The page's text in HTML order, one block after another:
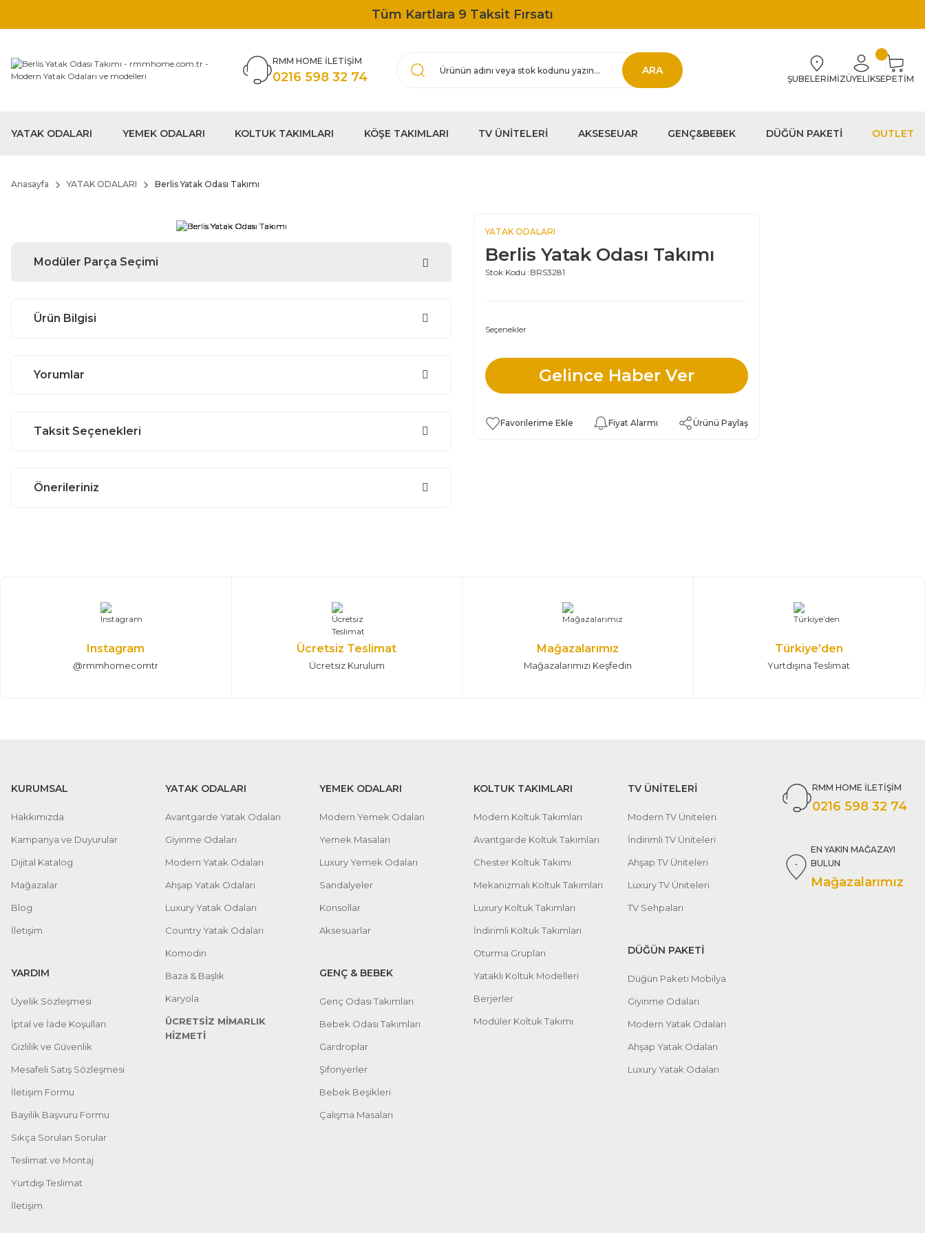
Tüm Kartlara 9 Taksit Fırsatı
RMM HOME İLETİŞİM
0216 598 32 74 ARA
ŞUBELERİMİZÜYELİKSEPETİM
YATAK ODALARI YEMEK ODALARI KOLTUK TAKIMLARI KÖŞE TAKIMLARI TV ÜNİTELERİ AKSESEUAR GENÇ&BEBEK DÜĞÜN PAKETİ OUTLET
Anasayfa YATAK ODALARI Berlis Yatak Odası Takımı
Modüler Parça Seçimi
Ürün Bilgisi
Yorumlar
Taksit Seçenekleri
Önerileriniz
YATAK ODALARI
Berlis Yatak Odası Takımı
Stok Kodu :BRS3281
Seçenekler
Gelince Haber Ver
Fiyat Alarmı Ürünü Paylaş
Instagram
@rmmhomecomtr
Ücretsiz Teslimat
Ücretsiz Kurulum
Mağazalarımız
Mağazalarımızı Keşfedin
Türkiye’den
Yurtdışına Teslimat
KURUMSAL
Hakkımızda
Kampanya ve Duyurular
Dijital Katalog
Mağazalar
Blog
İletişim
YARDIM
Üyelik Sözleşmesi
İptal ve İade Koşulları
Gizlilik ve Güvenlik
Mesafeli Satış Sözleşmesi
İletişim Formu
Bayilik Başvuru Formu
Sıkça Sorulan Sorular
Teslimat ve Montaj
Yurtdışı Teslimat
İletişim
YATAK ODALARI
Avantgarde Yatak Odaları
Giyinme Odaları
Modern Yatak Odaları
Ahşap Yatak Odaları
Luxury Yatak Odaları
Country Yatak Odaları
Komodin
Baza & Başlık
Karyola
ÜCRETSİZ MİMARLIK
HİZMETİ
YEMEK ODALARI
Modern Yemek Odaları
Yemek Masaları
Luxury Yemek Odaları
Sandalyeler
Konsollar
Aksesuarlar
GENÇ & BEBEK
Genç Odası Takımları
Bebek Odası Takımları
Gardroplar
Şifonyerler
Bebek Beşikleri
Çalışma Masaları
KOLTUK TAKIMLARI
Modern Koltuk Takımları
Avantgarde Koltuk Takımları
Chester Koltuk Takımı
Mekanizmalı Koltuk Takımları
Luxury Koltuk Takımları
İndirimli Koltuk Takımları
Oturma Grupları
Yataklı Koltuk Modelleri
Berjerler
Modüler Koltuk Takımı
TV ÜNİTELERİ
Modern TV Üniteleri
İndirimli TV Üniteleri
Ahşap TV Üniteleri
Luxury TV Üniteleri
TV Sehpaları
DÜĞÜN PAKETİ
Düğün Paketi Mobilya
Giyinme Odaları
Modern Yatak Odaları
Ahşap Yatak Odaları
Luxury Yatak Odaları
RMM HOME İLETİŞİM
0216 598 32 74
EN YAKIN MAĞAZAYI
BULUN
Mağazalarımız